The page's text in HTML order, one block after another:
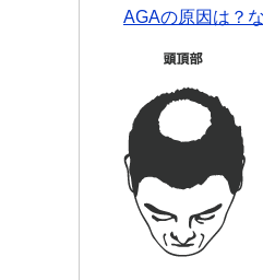
AGAの原因は？